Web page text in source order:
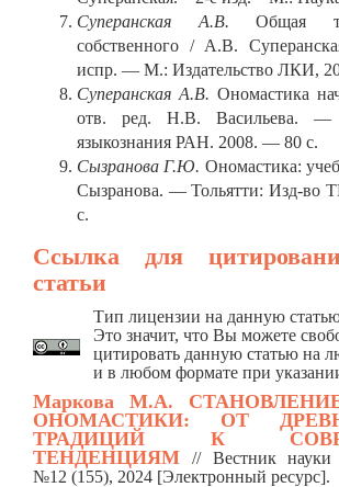
Суперанская А.В. Общая
собственного / А.В.
испр. — М.: Издательство ЛКИ,
Суперанская А.В. Ономастика
отв. ред. Н.В. Васильева. —
языкознания РАН. 2008. — 80 с.
Сызранова Г.Ю. Ономастика:
Сызранова. — Тольятти: Изд-во
с.
Ссылка для
статьи
Тип лицензии на данную
Это значит, что Вы можете
цитировать данную статью на
и в любом формате при
Маркова М.А.
ОНОМАСТИКИ: ОТ
ТРАДИЦИЙ К
ТЕНДЕНЦИЯМ // Вестник науки
№12 (155), 2024 [Электронный ресурс].